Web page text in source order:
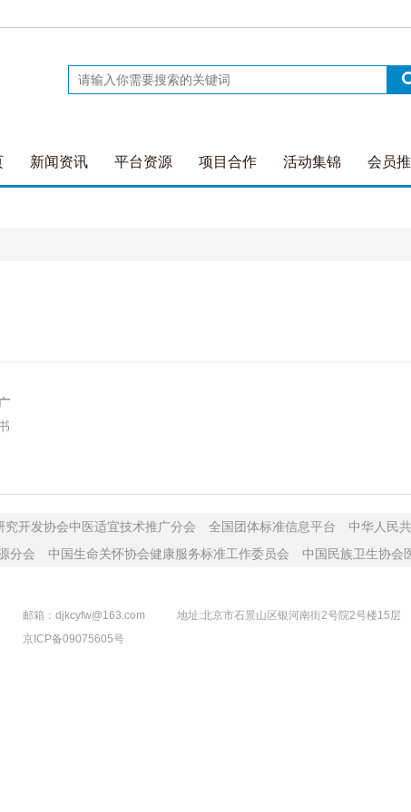
新闻资讯 平台资源 项目合作 活动集锦 会员
究开发协会中医适宜技术推广分会 全国团体标准信息平台 中华人民
分会 中国生命关怀协会健康服务标准工作委员会 中国民族卫生协会
邮箱：djkcyfw@163.com
京ICP备09075605号
地址:北京市石景山区银河南街2号院2号楼15层